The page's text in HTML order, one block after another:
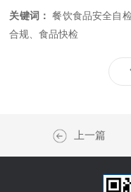
关键词： 餐饮食品安全自
合规、食品快检
上一篇